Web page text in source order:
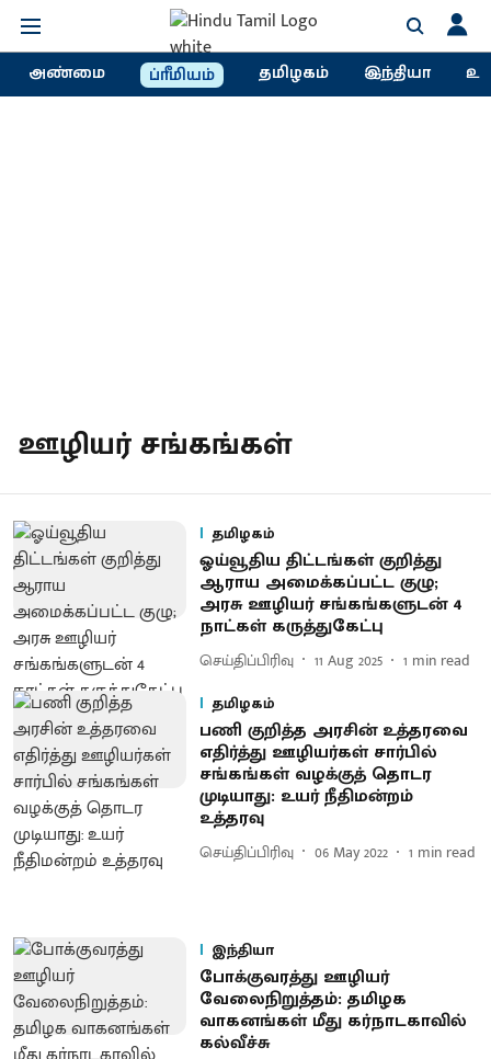
அண்மை ப்ரீமியம் தமிழகம் இந்தியா
ஊழியர் சங்கங்கள்
தமிழகம்
ஓய்வூதிய திட்டங்கள் குறித்து
ஆராய அமைக்கப்பட்ட குழு;
அரசு ஊழியர் சங்கங்களுடன் 4
நாட்கள் கருத்துகேட்பு
செய்திப்பிரிவு 11 Aug 2025 1 min read
தமிழகம்
பணி குறித்த அரசின் உத்தரவை
எதிர்த்து ஊழியர்கள் சார்பில்
சங்கங்கள் வழக்குத் தொடர
முடியாது: உயர் நீதிமன்றம்
உத்தரவு
செய்திப்பிரிவு 06 May 2022 1 min read
இந்தியா
போக்குவரத்து ஊழியர்
வேலைநிறுத்தம்: தமிழக
வாகனங்கள் மீது கர்நாடகாவில்
கல்வீச்சு